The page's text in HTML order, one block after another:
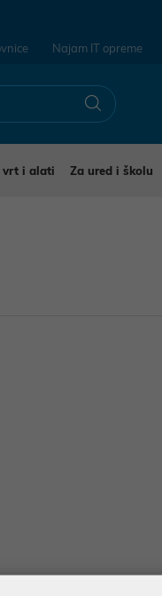
Najam IT opreme
vrt i alati Za ured i školu